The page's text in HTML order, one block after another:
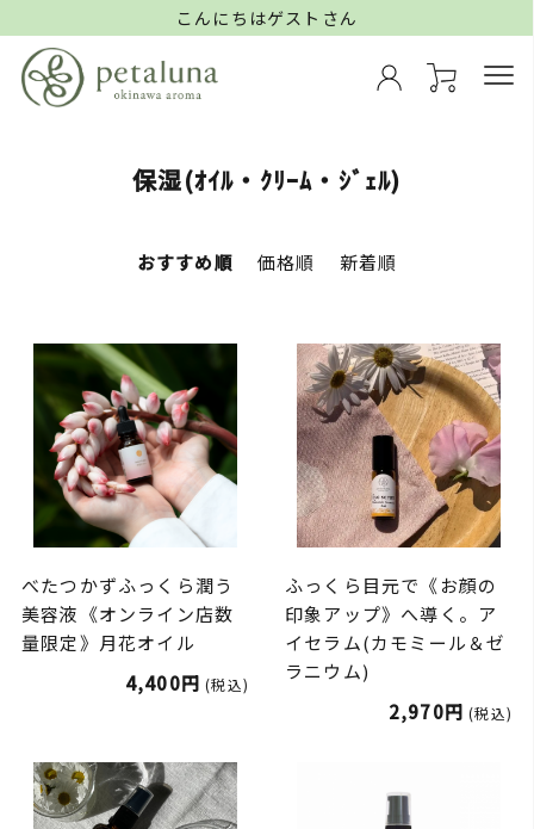
こんにちはゲストさん
保湿(ｵｲﾙ・ｸﾘｰﾑ・ｼﾞｪﾙ)
おすすめ順 価格順 新着順
べたつかずふっくら潤う
美容液《オンライン店数
量限定》月花オイル
4,400円 (税込)
ふっくら目元で《お顔の
印象アップ》へ導く。ア
イセラム(カモミール＆ゼ
ラニウム)
2,970円 (税込)